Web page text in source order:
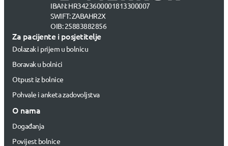
IBAN: HR3423600001813300007
SWIFT: ZABAHR2X
OIB: 25883882856
Za pacijente i posjetitelje
Dolazak i prijem u bolnicu
Boravak u bolnici
Otpust iz bolnice
Pohvale i anketa zadovoljstva
O nama
Događanja
Povijest bolnice